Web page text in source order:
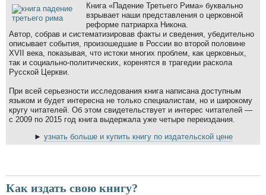
Книга «Падение Третьего Рима» буквально
взрывает наши представления о церковной
реформе патриарха Никона.
Автор, собрав и систематизировав факты и сведения, убедительно
описывает события, произошедшие в России во второй половине
XVII века, показывая, что истоки многих проблем, как церковных,
так и социально-политических, коренятся в трагедии раскола
Русской Церкви.
При всей серьезности исследования книга написана доступным
языком и будет интересна не только специалистам, но и широкому
кругу читателей. Об этом свидетельствует и интерес читателей —
с 2009 по 2015 год книга выдержала уже четыре переиздания.
► узнать больше и купить книгу по издательской цене
Как издать свою книгу?